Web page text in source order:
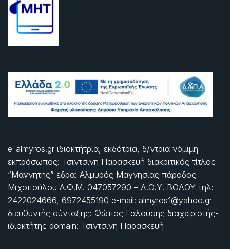
e-almyros.gr ιδιοκτήτρια, εκδότρια, δ/ντρια νόμιμη
εκπρόσωπος: Τσιντσίνη Παρασκευή διακριτικός τίτλος
“Μαγνήτης” έδρα: Αλμυρός Μαγνησίας πάροδος
Μιχοπούλου Α.Φ.Μ. 047057290 – Δ.Ο.Υ. ΒΟΛΟΥ τηλ:
2422024666, 6972455190 e-mail: almyros1@yahoo.gr
διευθυντής σύνταξης: Φώτιος Γαλούσης διαχειριστής-
ιδιοκτήτης domain: Τσιντσίνη Παρασκευή